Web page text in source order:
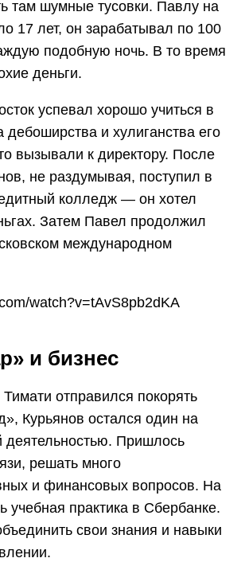
там шумные тусовки. Павлу на
17 лет, он зарабатывал по 100
подобную ночь. В то время
деньги.
успевал хорошо учиться в
дебоширства и хулиганства его
вызывали к директору. После
не раздумывая, поступил в
колледж — он хотел
Затем Павел продолжил
международном
watch?v=tAvS8pb2dKA
и бизнес
отправился покорять
Курьянов остался один на
деятельностью. Пришлось
решать много
и финансовых вопросов. На
учебная практика в Сбербанке.
свои знания и навыки